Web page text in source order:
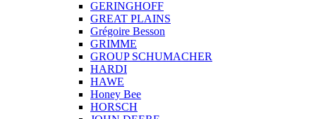
GERINGHOFF
GREAT PLAINS
Grégoire Besson
GRIMME
GROUP SCHUMACHER
HARDI
HAWE
Honey Bee
HORSCH